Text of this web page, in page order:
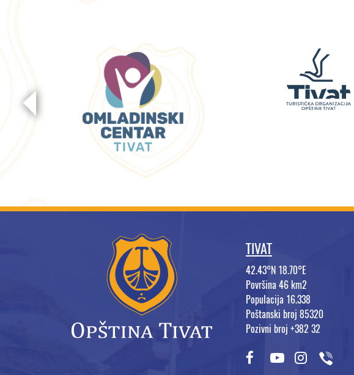
TIVAT
42.43°N 18.70°E
Površina 46 km2
Populacija 16.338
Poštanski broj 85320
Pozivni broj +382 32